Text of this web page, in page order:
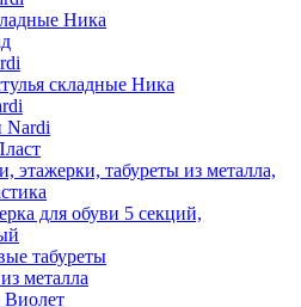
Ника
складные Ника
Nardi
этажерки, табуреты из металла,
для обуви 5 секций,
табуреты
металла